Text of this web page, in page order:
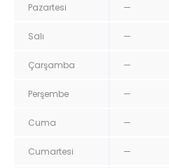
Pazartesi —
Salı —
Çarşamba —
Perşembe —
Cuma —
Cumartesi —